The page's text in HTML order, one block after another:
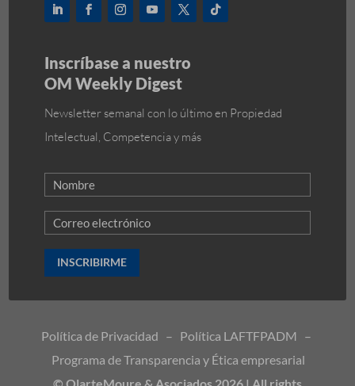
Inscríbase a nuestro
OM Weekly Digest
Newsletter semanal con lo último en Propiedad
Intelectual, Competencia y más
INSCRIBIRME
Política de Privacidad – Política LAFTFPADM –
Programa de Transparencia y Ética empresarial